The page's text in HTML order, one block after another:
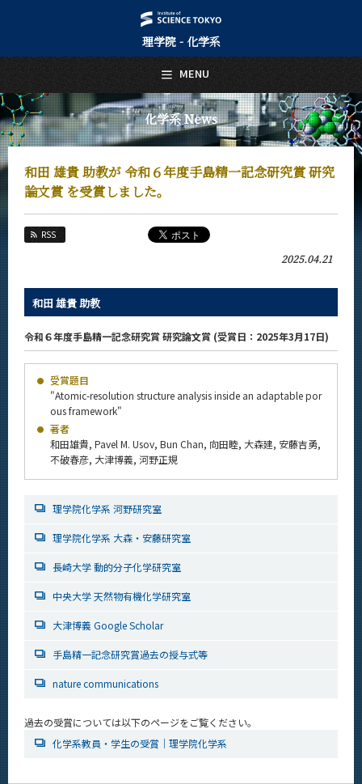
理学院 - 化学系
化学系 News
和田 雄貴 助教が 令和６年度手島精一記念研究賞 研究
論文賞 を受賞しました。
RSS
2025.04.21
和田 雄貴 助教
令和６年度手島精一記念研究賞 研究論文賞 (受賞日：2025年3月17日)
受賞題目
"Atomic-resolution structure analysis inside an adaptable por
ous framework"
著者
和田雄貴, Pavel M. Usov, Bun Chan, 向田睦, 大森建, 安藤吉勇,
不破春彦, 大津博義, 河野正規
理学院化学系 河野研究室
理学院化学系 大森・安藤研究室
長崎大学 動的分子化学研究室
中央大学 天然物有機化学研究室
大津博義 Google Scholar
手島精一記念研究賞過去の授与式等
nature communications
過去の受賞については以下のページをご覧ください。
化学系教員・学生の受賞｜理学院化学系
MENU
日本語 English
トップページ
Top Page
化学系について
About Us
教育
Education
教員・研究室
Faculty and Laboratories
入学案内
化学系 News
News 一覧
カテゴリ別
課程別
Event Calendar
学内向け情報
CLOSE